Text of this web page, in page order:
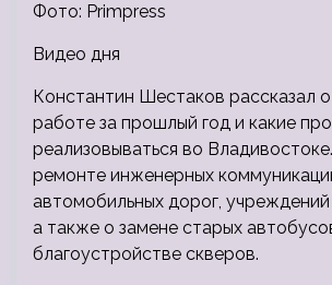
Фото: Primpress
Видео дня
Константин Шестаков рассказал
работе за прошлый год и какие
реализовываться во
ремонте инженерных
автомобильных дорог,
а также о замене старых
благоустройстве скверов.